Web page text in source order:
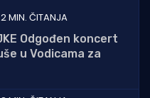
2 MIN. ČITANJA
Odgođen koncert
u Vodicama za